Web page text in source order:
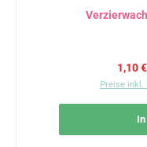
1,10 €
Preise inkl.